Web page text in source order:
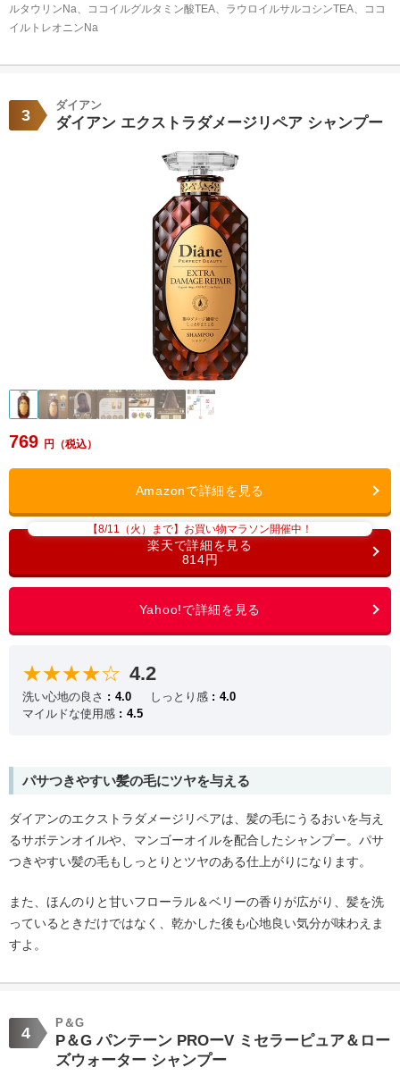
ルタウリンNa、ココイルグルタミン酸TEA、ラウロイルサルコシンTEA、ココ
イルトレオニンNa
3
ダイアン
ダイアン エクストラダメージリペア シャンプー
769
【8/11（火）まで】お買い物マラソン開催中！
814円
★★★★☆ 4.2
洗い心地の良さ 4.0 しっとり感
4.0
マイルドな使用感
4.5
パサつきやすい髪の毛にツヤを与える
ダイアンのエクストラダメージリペアは、髪の毛にうるおいを与え
るサボテンオイルや、マンゴーオイルを配合したシャンプー。パサ
つきやすい髪の毛もしっとりとツヤのある仕上がりになります。
また、ほんのりと甘いフローラル＆ベリーの香りが広がり、髪を洗
っているときだけではなく、乾かした後も心地良い気分が味わえま
すよ。
4
P＆G
P＆G パンテーン PROーV ミセラーピュア＆ロー
ズウォーター シャンプー